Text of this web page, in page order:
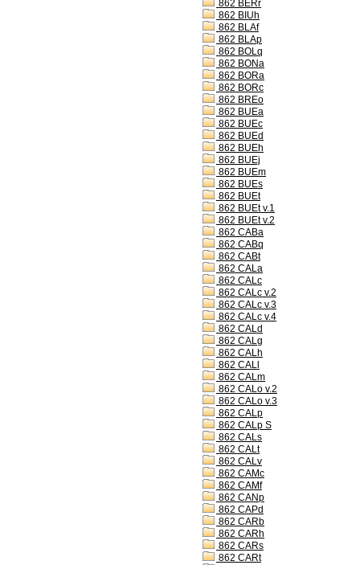
862 BERr
862 BIUh
862 BLAf
862 BLAp
862 BOLq
862 BONa
862 BORa
862 BORc
862 BREo
862 BUEa
862 BUEc
862 BUEd
862 BUEh
862 BUEj
862 BUEm
862 BUEs
862 BUEt
862 BUEt v.1
862 BUEt v.2
862 CABa
862 CABq
862 CABt
862 CALa
862 CALc
862 CALc v.2
862 CALc v.3
862 CALc v.4
862 CALd
862 CALg
862 CALh
862 CALl
862 CALm
862 CALo v.2
862 CALo v.3
862 CALp
862 CALp S
862 CALs
862 CALt
862 CALv
862 CAMc
862 CAMf
862 CANp
862 CAPd
862 CARb
862 CARh
862 CARs
862 CARt